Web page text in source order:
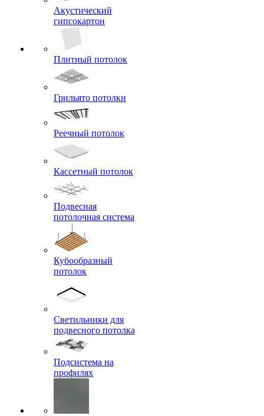
Акустический
гипсокартон
Плитный потолок
Грильято потолки
Реечный потолок
Кассетный потолок
Подвесная
потолочная система
Кубообразный
потолок
Светильники для
подвесного потолка
Подсистема на
профилях